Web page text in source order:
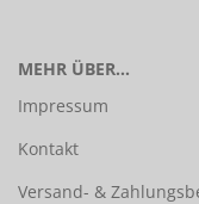
MEHR ÜBER...
Impressum
Kontakt
Versand- &